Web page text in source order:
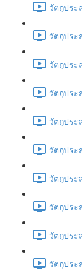
วัตถุประ
วัตถุประ
วัตถุประ
วัตถุประ
วัตถุประ
วัตถุประ
วัตถุประ
วัตถุประ
วัตถุประ
วัตถุประ